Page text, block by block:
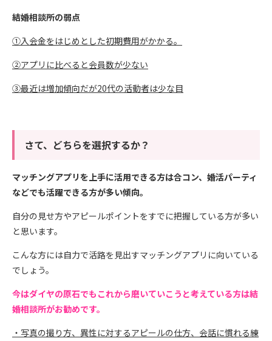
結婚相談所の弱点
①入会金をはじめとした初期費用がかかる。
②アプリに比べると会員数が少ない
③最近は増加傾向だが20代の活動者は少な目
さて、どちらを選択するか？
マッチングアプリを上手に活用できる方は合コン、婚活パーティ
などでも活躍できる方が多い傾向。
自分の見せ方やアピールポイントをすでに把握している方が多い
と思います。
こんな方には自力で活路を見出すマッチングアプリに向いている
でしょう。
今はダイヤの原石でもこれから磨いていこうと考えている方は結
婚相談所がお勧めです。
・写真の撮り方、異性に対するアピールの仕方、会話に慣れる練